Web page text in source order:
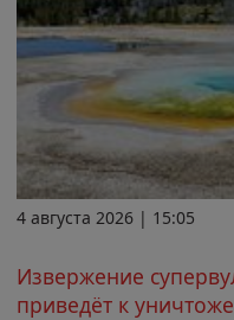
4 августа 2026 | 15:05
Извержение
приведёт к